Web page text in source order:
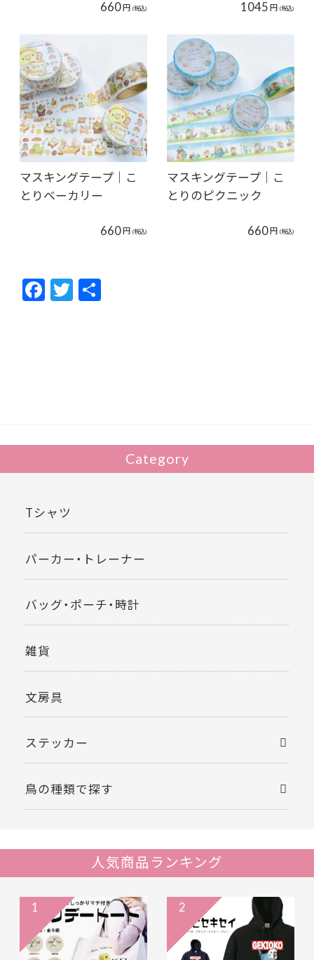
660円 (税込) 1045円 (税込)
マスキングテープ｜こ
とりベーカリー
660円 (税込)
マスキングテープ｜こ
とりのピクニック
660円 (税込)
F
ac
T
w
Category
Tシャツ
パーカー・トレーナー
バッグ・ポーチ・時計
雑貨
文房具
ステッカー
鳥の種類で探す
人気商品ランキング
1 2